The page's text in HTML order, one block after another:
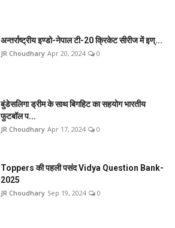
अन्तर्राष्ट्रीय इण्डो-नेपाल टी-20 क्रिकेट सीरीज में इण्...
JR Choudhary Apr 20, 2024 0
बुंडेसलिगा ड्रीम के साथ बिगहिट का सहयोग भारतीय
फुटबॉल प...
JR Choudhary Apr 17, 2024 0
Toppers की पहली पसंद Vidya Question Bank-
2025
JR Choudhary Sep 19, 2024 0